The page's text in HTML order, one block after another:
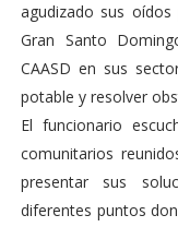
agudizado sus
Gran Santo
CAASD en sus
potable y resolver
El funcionario
comunitarios
presentar sus
diferentes puntos